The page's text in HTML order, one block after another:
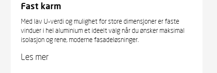
Fast karm
Med lav U-verdi og mulighet for store dimensjoner er faste
vinduer i hel aluminium et ideelt valg når du ønsker maksimal
isolasjon og rene, moderne fasadeløsninger.
Les mer